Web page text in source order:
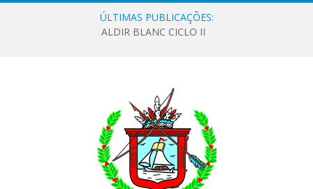
ÚLTIMAS PUBLICAÇÕES:
ALDIR BLANC CICLO II